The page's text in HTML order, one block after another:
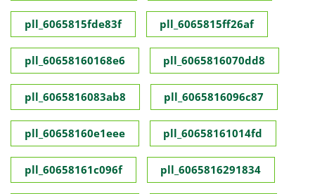
pll_6065815fde83f pll_6065815ff26af
pll_60658160168e6 pll_6065816070dd8
pll_6065816083ab8 pll_6065816096c87
pll_60658160e1eee pll_60658161014fd
pll_60658161c096f pll_6065816291834